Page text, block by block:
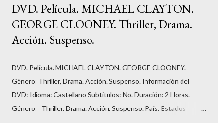
DVD. Película. MICHAEL CLAYTON.
GEORGE CLOONEY. Thriller, Drama.
Acción. Suspenso.
DVD. Película. MICHAEL CLAYTON. GEORGE CLOONEY.
Género: Thriller, Drama. Acción. Suspenso. Información del
DVD: Idioma: Castellano Subtitulos: No. Duración: 2 Horas.
Género: Thriller. Drama. Acción. Suspenso. País: Estados